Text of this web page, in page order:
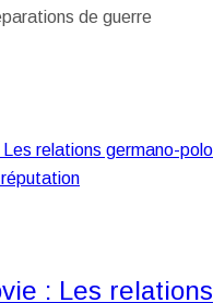
de guerre
: Les relations